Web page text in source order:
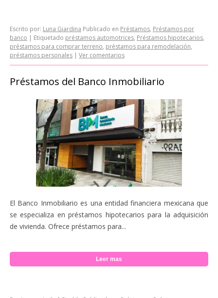
Escrito por: Luna Giardina Publicado en Préstamos, Préstamos por
banco | Etiquetado préstamos automotrices, Préstamos hipotecarios,
préstamos para comprar terreno, préstamos para remodelación,
préstamos personales | Ver comentarios
Préstamos del Banco Inmobiliario
El Banco Inmobiliario es una entidad financiera mexicana que
se especializa en préstamos hipotecarios para la adquisición
de vivienda. Ofrece préstamos para...
Leer mas